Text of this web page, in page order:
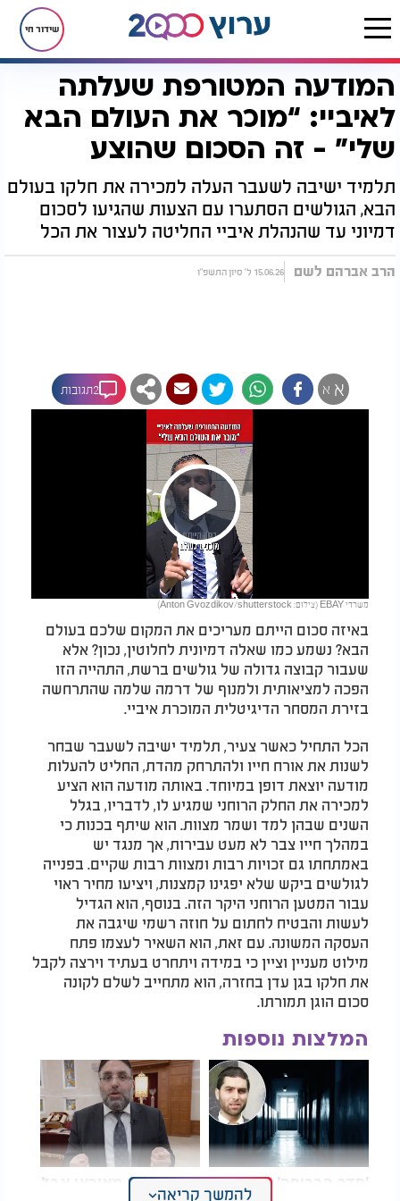
שידור חי
דף הבית יהדות המודעה המטורפת שעלתה לאיביי: “מוכר את העולם הבא שלי” - זה הסכום שהוצע
המודעה המטורפת שעלתה
לאיביי: “מוכר את העולם הבא
שלי” - זה הסכום שהוצע
תלמיד ישיבה לשעבר העלה למכירה את חלקו בעולם
הבא, הגולשים הסתערו עם הצעות שהגיעו לסכום
דמיוני עד שהנהלת איביי החליטה לעצור את הכל
הרב אברהם לשם 15.06.26 ל' סיון התשפ"ו
א א 2תגובות
Play
Video
משרדי EBAY (צילום: Anton Gvozdikov/shutterstock)
באיזה סכום הייתם מעריכים את המקום שלכם בעולם
הבא? נשמע כמו שאלה דמיונית לחלוטין, נכון? אלא
שעבור קבוצה גדולה של גולשים ברשת, התהייה הזו
הפכה למציאותית ולמנוף של דרמה שלמה שהתרחשה
בזירת המסחר הדיגיטלית המוכרת איביי.
הכל התחיל כאשר צעיר, תלמיד ישיבה לשעבר שבחר
לשנות את אורח חייו ולהתרחק מהדת, החליט להעלות
מודעה יוצאת דופן במיוחד. באותה מודעה הוא הציע
למכירה את החלק הרוחני שמגיע לו, לדבריו, בגלל
השנים שבהן למד ושמר מצוות. הוא שיתף בכנות כי
במהלך חייו צבר לא מעט עבירות, אך מנגד יש
באמתחתו גם זכויות רבות ומצוות רבות שקיים. בפנייה
לגולשים ביקש שלא יפגינו קמצנות, ויציעו מחיר ראוי
עבור המטען הרוחני היקר הזה. בנוסף, הוא הגדיל
לעשות והבטיח לחתום על חוזה רשמי שיגבה את
העסקה המשונה. עם זאת, הוא השאיר לעצמו פתח
מילוט מעניין וציין כי במידה ויתחרט בעתיד וירצה לקבל
את חלקו בגן עדן בחזרה, הוא מתחייב לשלם לקונה
סכום הוגן תמורתו.
המלצות נוספות
'חדר הבריחה' הגדול
כולנו בלחץ מאיראן אבל
להמשך קריאה